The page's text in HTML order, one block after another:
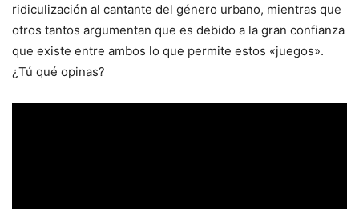
ridiculización al cantante del género urbano, mientras que
otros tantos argumentan que es debido a la gran confianza
que existe entre ambos lo que permite estos «juegos».
¿Tú qué opinas?